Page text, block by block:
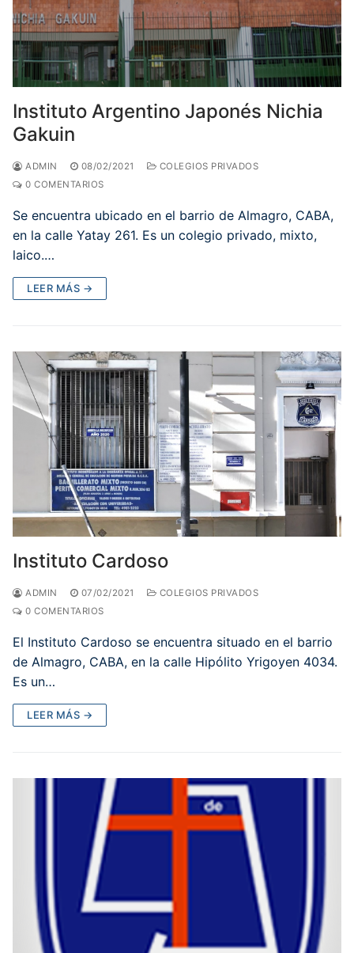
Instituto Argentino Japonés Nichia
Gakuin
ADMIN 08/02/2021
COLEGIOS PRIVADOS
0 COMENTARIOS
Se encuentra ubicado en el barrio de Almagro, CABA,
en la calle Yatay 261. Es un colegio privado, mixto,
laico.…
LEER MÁS →
Instituto Cardoso
ADMIN 07/02/2021
COLEGIOS PRIVADOS
0 COMENTARIOS
El Instituto Cardoso se encuentra situado en el barrio
de Almagro, CABA, en la calle Hipólito Yrigoyen 4034.
Es un…
LEER MÁS →